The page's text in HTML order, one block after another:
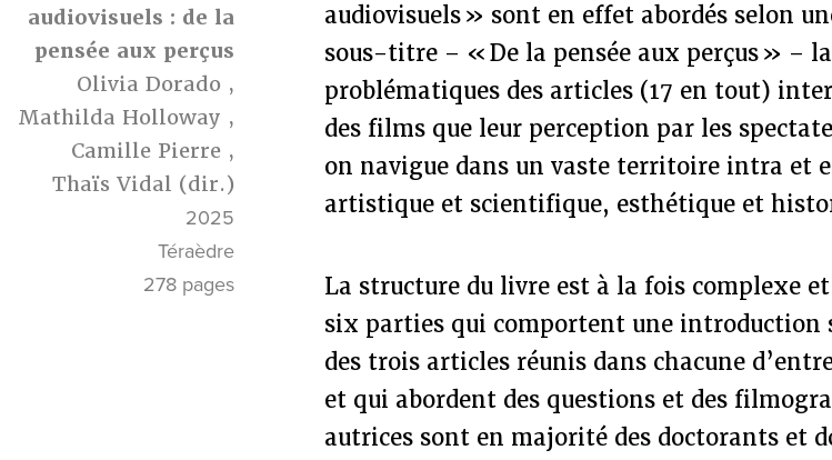
audiovisuels : de la
pensée aux perçus
Olivia Dorado ,
Mathilda Holloway ,
Camille Pierre ,
Thaïs Vidal (dir.)
2025
Téraèdre
278 pages
audiovisuels » sont en effet abordés selon
sous-titre – « De la pensée aux perçus » –
problématiques des articles (17 en tout)
des films que leur perception par les
on navigue dans un vaste territoire intra et
artistique et scientifique, esthétique et
La structure du livre est à la fois complexe
six parties qui comportent une introduction
des trois articles réunis dans chacune
et qui abordent des questions et des
autrices sont en majorité des doctorants et